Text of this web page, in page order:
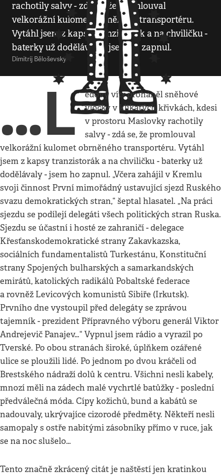
rachotily salvy - zdá se, že promlouval
velkorážní kulomet obrněného transportéru.
Vytáhl jsem z kapsy tranzistorák a na chviličku -
baterky už dodělávaly - jsem ho zapnul.
Dimitrij Běloševský
…L
edový vítr proháněl sněhové
vločky v klikatých křivkách, kdesi
v prostoru Maslovky rachotily
salvy - zdá se, že promlouval
velkorážní kulomet obrněného transportéru. Vytáhl
jsem z kapsy tranzistorák a na chviličku - baterky už
dodělávaly - jsem ho zapnul. „Včera zahájil v Kremlu
svoji činnost První mimořádný ustavující sjezd Ruského
svazu demokratických stran,“ šeptal hlasatel. „Na práci
sjezdu se podílejí delegáti všech politických stran Ruska.
Sjezdu se účastní i hosté ze zahraničí - delegace
Křesťanskodemokratické strany Zakavkazska,
sociálních fundamentalistů Turkestánu, Konstituční
strany Spojených bulharských a samarkandských
emirátů, katolických radikálů Pobaltské federace
a rovněž Levicových komunistů Sibiře (Irkutsk).
Prvního dne vystoupil před delegáty se zprávou
tajemník - prezident Přípravného výboru generál Viktor
Andrejevič Panajev…“ Vypnul jsem rádio a vyrazil po
Tverské. Po obou stranách široké, úplňkem ozářené
ulice se ploužili lidé. Po jednom po dvou kráčeli od
Brestského nádraží dolů k centru. Všichni nesli kabely,
mnozí měli na zádech malé vychrtlé batůžky - poslední
předválečná móda. Cípy kožichů, bund a kabátů se
nadouvaly, ukrývajíce cizorodé předměty. Někteří nesli
samopaly s ostře nabitými zásobníky přímo v ruce, jak
se na noc slušelo…
Tento značně zkrácený citát je naštěstí jen kratinkou